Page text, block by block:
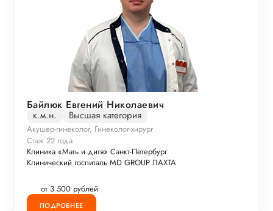
Байлюк Евгений Николаевич
к.м.н. Высшая категория
Акушер-гинеколог, Гинеколог-хирург
Стаж 22 года
Клиника «Мать и дитя» Санкт-Петербург
Клинический госпиталь MD GROUP ЛАХТА
от 3 500 рублей
ПОДРОБНЕЕ